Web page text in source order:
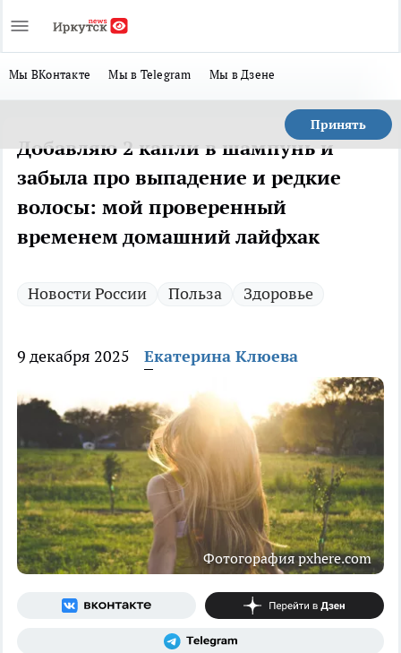
Мы ВКонтакте Мы в Telegram Мы в Дзене
Принять
Добавляю 2 капли в шампунь и
забыла про выпадение и редкие
волосы: мой проверенный
временем домашний лайфхак
Новости России Польза Здоровье
9 декабря 2025 Екатерина Клюева
Фотогорафия pxhere.com